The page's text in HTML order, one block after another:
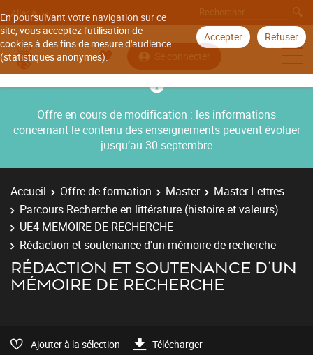
En poursuivant votre navigation sur ce
site, vous acceptez l'utilisation de
cookies à des fins de mesure d'audience
(statistiques anonymes).
Accepter Refuser
Aller à
Se connecter
Offre en cours de modification : les informations
concernant le contenu des enseignements peuvent évoluer
jusqu’au 30 septembre
Accueil Offre de formation Master
Master Lettres
Parcours Recherche en littérature (histoire et valeurs)
UE4 MEMOIRE DE RECHERCHE
Rédaction et soutenance d'un mémoire de recherche
RÉDACTION ET SOUTENANCE D'UN
MÉMOIRE DE RECHERCHE
Ajouter à la sélection Télécharger